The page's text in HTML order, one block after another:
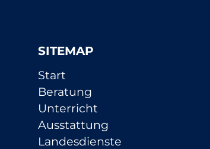
SITEMAP
Navigation
überspringen
Start
Beratung
Unterricht
Ausstattung
Landesdienste